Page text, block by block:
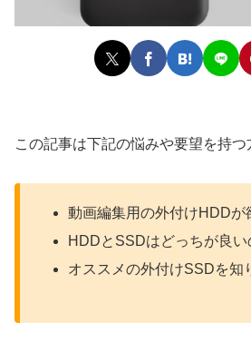
この記事は下記の悩みや要望を持つ
動画編集用の外付けHDDが
HDDとSSDはどっちが良い
オススメの外付けSSDを知